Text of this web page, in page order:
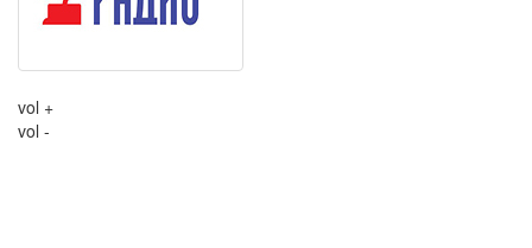
vol +
vol -